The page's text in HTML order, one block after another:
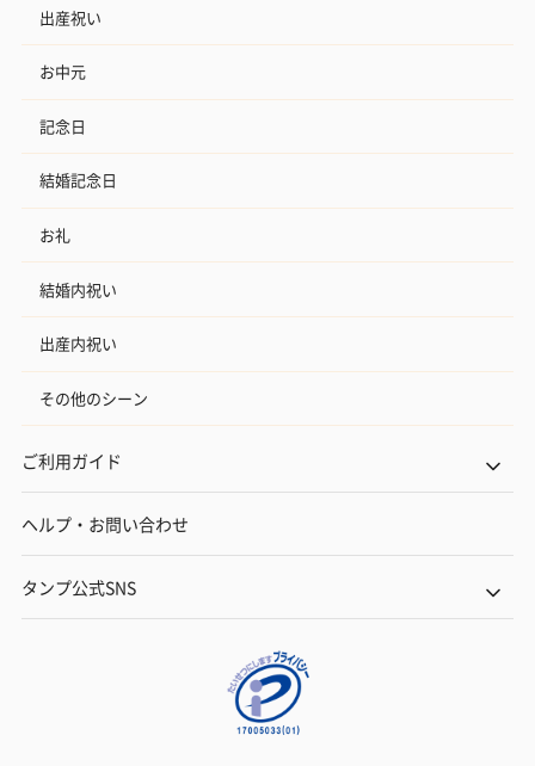
出産祝い
お中元
記念日
結婚記念日
お礼
結婚内祝い
出産内祝い
その他のシーン
ご利用ガイド
ヘルプ・お問い合わせ
タンプ公式SNS